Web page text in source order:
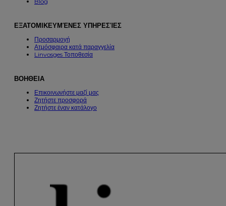
ΕΞΑΤΟΜΙΚΕΥΜΈΝΕΣ ΥΠΗΡΕΣΊΕΣ
Προσαρμογή
Ατμόσφαιρα κατά παραγγελία
Linvosges Τοποθεσία
ΒΟΗΘΕΙΑ
Επικοινωνήστε μαζί μας
Ζητήστε προσφορά
Ζητήστε έναν κατάλογο